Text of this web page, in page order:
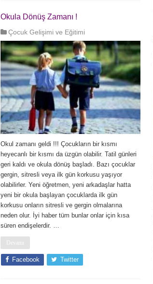
Okula Dönüş Zamanı !
Çocuk Gelişimi ve Eğitimi
Okul zamanı geldi !!! Çocukların bir kısmı
heyecanlı bir kısmı da üzgün olabilir. Tatil günleri
geri kaldı ve okula dönüş başladı. Bazı çocuklar
gergin, sitresli veya ilk gün korkusu yaşıyor
olabilirler. Yeni öğretmen, yeni arkadaşlar hatta
yeni bir okula başlayan çocuklarda ilk gün
korkusu onların sitresli ve gergin olmalarına
neden olur. İyi haber tüm bunlar onlar için kısa
süren endişelerdir. …
Devamı
Facebook Twitter